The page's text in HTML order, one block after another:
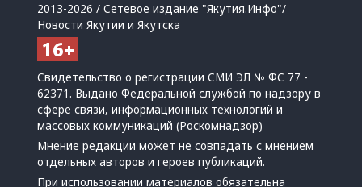
2013-2026 / Сетевое издание "Якутия.Инфо"/
Новости Якутии и Якутска
Свидетельство о регистрации СМИ ЭЛ № ФС 77 -
62371. Выдано Федеральной службой по надзору в
сфере связи, информационных технологий и
массовых коммуникаций (Роскомнадзор)
Мнение редакции может не совпадать с мнением
отдельных авторов и героев публикаций.
При использовании материалов обязательна